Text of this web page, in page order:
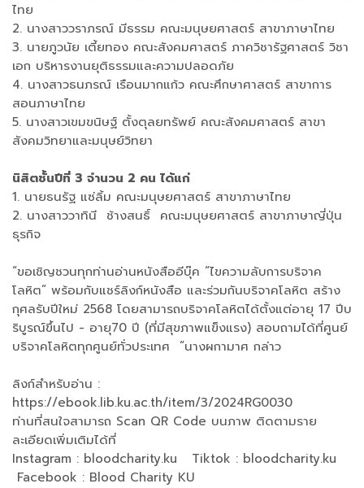
ไทย
2. นางสาววราภรณ์ มีธรรม คณะมนุษยศาสตร์ สาขาภาษาไทย
3. นายภูวนัย เตี้ยทอง คณะสังคมศาสตร์ ภาควิชารัฐศาสตร์ วิชา
เอก บริหารงานยุติธรรมและความปลอดภัย
4. นางสาวธนภรณ์ เรือนมากแก้ว คณะศึกษาศาสตร์ สาขาการ
สอนภาษาไทย
5. นางสาวเขมขนิษฐ์ ตั้งตุลยทรัพย์ คณะสังคมศาสตร์ สาขา
สังคมวิทยาและมนุษย์วิทยา
นิสิตชั้นปีที่ 3 จำนวน 2 คน ได้แก่
1. นายธนรัฐ แซ่ลิ้ม คณะมนุษยศาสตร์ สาขาภาษาไทย
2. นางสาววาทินี ช้างสนธิ์ คณะมนุษยศาสตร์ สาขาภาษาญี่ปุ่น
ธุรกิจ
“ขอเชิญชวนทุกท่านอ่านหนังสืออีบุ๊ค “ไขความลับการบริจาค
โลหิต” พร้อมกับแชร์ลิงก์หนังสือ และร่วมกันบริจาคโลหิต สร้าง
กุศลรับปีใหม่ 2568 โดยสามารถบริจาคโลหิตได้ตั้งแต่อายุ 17 ปีบ
ริบูรณ์ขึ้นไป - อายุ70 ปี (ที่มีสุขภาพแข็งแรง) สอบถามได้ที่ศูนย์
บริจาคโลหิตทุกศูนย์ทั่วประเทศ “นางผกามาศ กล่าว
ลิงก์สำหรับอ่าน :
https://ebook.lib.ku.ac.th/item/3/2024RG0030
ท่านที่สนใจสามารถ Scan QR Code บนภาพ ติดตามราย
ละเอียดเพิ่มเติมได้ที่
Instagram : bloodcharity.ku Tiktok : bloodcharity.ku
Facebook : Blood Charity KU